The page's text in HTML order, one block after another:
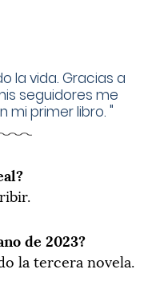
la vida. Gracias a
seguidores me
mi primer libro. "
de 2023?
la tercera novela.